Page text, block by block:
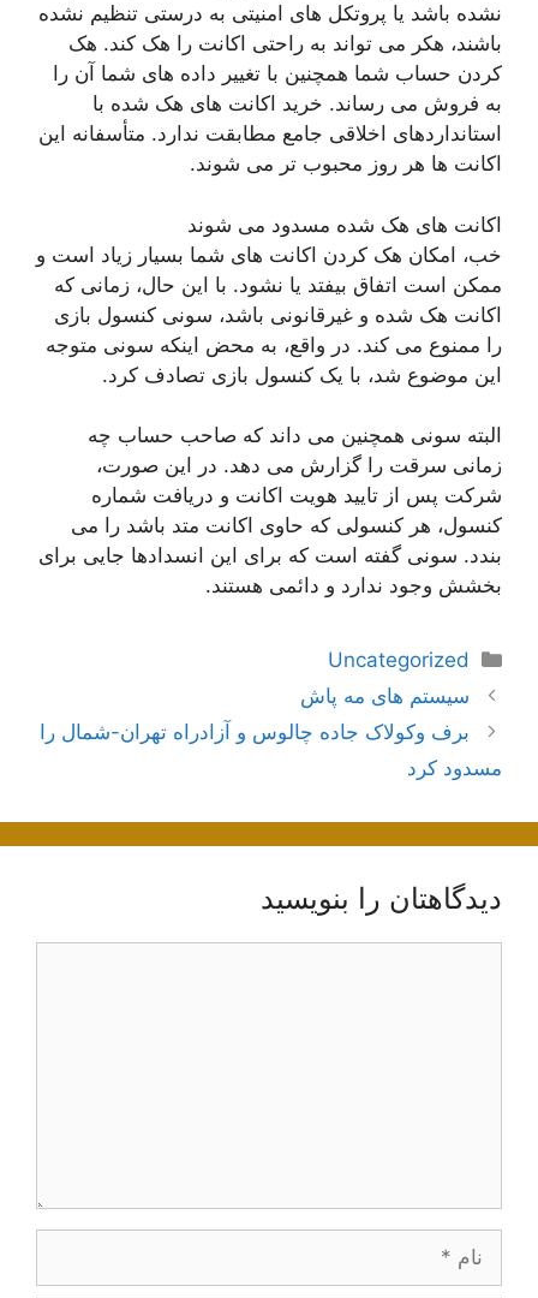
نشده باشد یا پروتکل های امنیتی به درستی تنظیم نشده
باشند، هکر می تواند به راحتی اکانت را هک کند. هک
کردن حساب شما همچنین با تغییر داده های شما آن را
به فروش می رساند. خرید اکانت های هک شده با
استانداردهای اخلاقی جامع مطابقت ندارد. متأسفانه این
اکانت ها هر روز محبوب تر می شوند.
اکانت های هک شده مسدود می شوند
خب، امکان هک کردن اکانت های شما بسیار زیاد است و
ممکن است اتفاق بیفتد یا نشود. با این حال، زمانی که
اکانت هک شده و غیرقانونی باشد، سونی کنسول بازی
را ممنوع می کند. در واقع، به محض اینکه سونی متوجه
این موضوع شد، با یک کنسول بازی تصادف کرد.
البته سونی همچنین می داند که صاحب حساب چه
زمانی سرقت را گزارش می دهد. در این صورت،
شرکت پس از تایید هویت اکانت و دریافت شماره
کنسول، هر کنسولی که حاوی اکانت متد باشد را می
بندد. سونی گفته است که برای این انسدادها جایی برای
بخشش وجود ندارد و دائمی هستند.
دسته‌ها
Uncategorized
ناوبری
نوشته‌ها
سیستم های مه پاش
برف وکولاک جاده چالوس و آزادراه تهران-شمال را
مسدود کرد
دیدگاهتان را بنویسید